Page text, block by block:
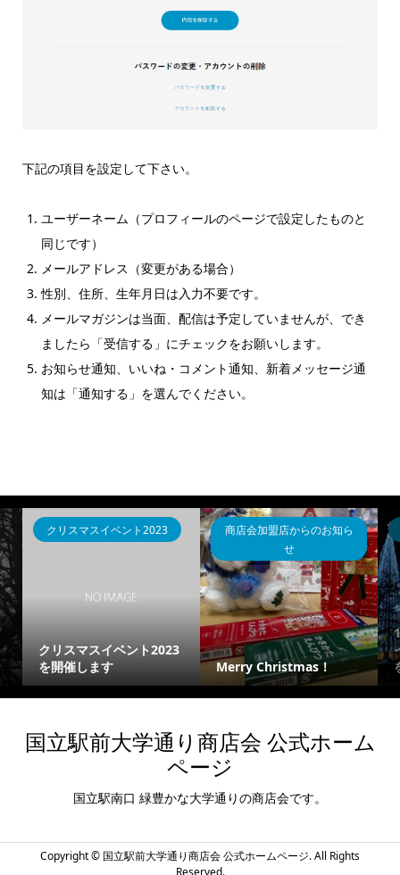
下記の項目を設定して下さい。
ユーザーネーム（プロフィールのページで設定したものと
同じです）
メールアドレス（変更がある場合）
性別、住所、生年月日は入力不要です。
メールマガジンは当面、配信は予定していませんが、でき
ましたら「受信する」にチェックをお願いします。
お知らせ通知、いいね・コメント通知、新着メッセージ通
知は「通知する」を選んでください。
クリスマスイベント2023
クリスマスイベント2023
を開催します
商店会加盟店からのお知ら
せ
Merry Christmas！
国立駅前大学通り商店会 公式ホーム
ページ
国立駅南口 緑豊かな大学通りの商店会です。
Copyright © 国立駅前大学通り商店会 公式ホームページ. All Rights